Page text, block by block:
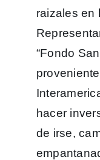
raizales en
“Fondo
hacer
de irse,